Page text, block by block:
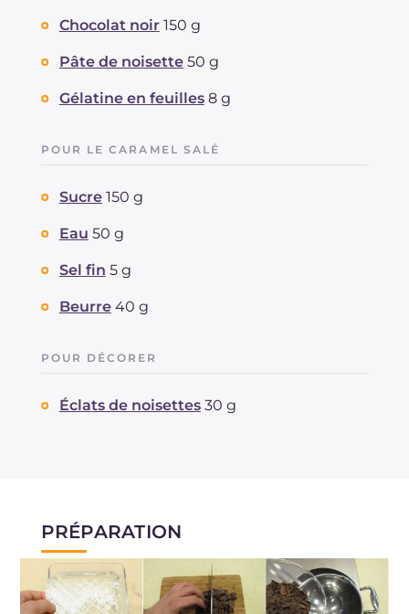
Cholestérol
Chocolat noir 150 g
Pâte de noisette 50 g
Gélatine en feuilles 8 g
POUR LE CARAMEL SALÉ
Sucre 150 g
Eau 50 g
Sel fin 5 g
Beurre 40 g
POUR DÉCORER
Éclats de noisettes 30 g
PRÉPARATION